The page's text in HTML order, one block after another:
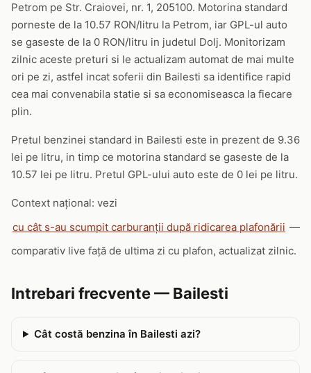
Petrom pe Str. Craiovei, nr. 1, 205100. Motorina standard
porneste de la 10.57 RON/litru la Petrom, iar GPL-ul auto
se gaseste de la 0 RON/litru in judetul Dolj. Monitorizam
zilnic aceste preturi si le actualizam automat de mai multe
ori pe zi, astfel incat soferii din Bailesti sa identifice rapid
cea mai convenabila statie si sa economiseasca la fiecare
plin.
Pretul benzinei standard in Bailesti este in prezent de 9.36
lei pe litru, in timp ce motorina standard se gaseste de la
10.57 lei pe litru. Pretul GPL-ului auto este de 0 lei pe litru.
Context național: vezi
cu cât s-au scumpit carburanții după ridicarea plafonării —
comparativ live față de ultima zi cu plafon, actualizat zilnic.
Intrebari frecvente — Bailesti
Cât costă benzina în Bailesti azi?